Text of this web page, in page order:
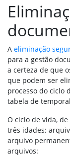
A eliminação
para a gestão
a certeza de que
que podem ser
processo do ciclo
tabela de
O ciclo de vida,
três idades:
arquivo
arquivos: